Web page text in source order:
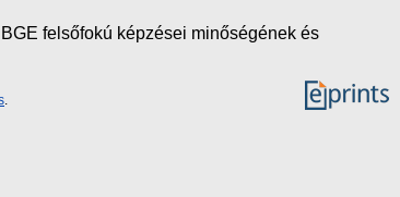
felsőfokú képzései minőségének és